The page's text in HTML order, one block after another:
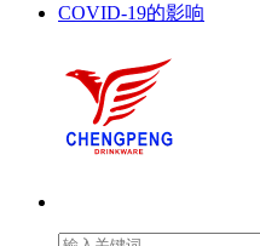
COVID-19的影响